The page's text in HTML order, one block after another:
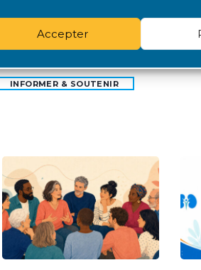
Accepter
INFORMER & SOUTENIR